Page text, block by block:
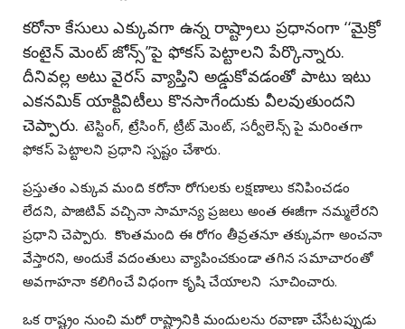
కరోనా కేసులు ఎక్కువగా ఉన్న రాష్ట్రాలు ప్రధానంగా ‘‘మైక్రో
కంటైన్ మెంట్ జోన్స్’’పై ఫోకస్ పెట్టాలని పేర్కొన్నారు.
దీనివల్ల అటు వైరస్ వ్యాప్తిని అడ్డుకోవడంతో పాటు ఇటు
ఎకనమిక్ యాక్టివిటీలు కొనసాగేందుకు వీలవుతుందని
చెప్పారు. టెస్టింగ్, ట్రేసింగ్, ట్రీట్ మెంట్, సర్వీలెన్స్ పై మరింతగా
ఫోకస్ పెట్టాలని ప్రధాని స్పష్టం చేశారు.
ప్రస్తుతం ఎక్కువ మంది కరోనా రోగులకు లక్షణాలు కనిపించడం
లేదని, పాజిటివ్ వచ్చినా సామాన్య ప్రజలు అంత ఈజీగా నమ్మలేరని
ప్రధాని చెప్పారు. కొంతమంది ఈ రోగం తీవ్రతనూ తక్కువగా అంచనా
వేస్తారని, అందుకే వదంతులు వ్యాపించకుండా తగిన సమాచారంతో
అవగాహనా కలిగించే విధంగా కృషి చేయాలని సూచించారు.
ఒక రాష్ట్రం నుంచి మరో రాష్ట్రానికి మందులను రవాణా చేసేటప్పుడు